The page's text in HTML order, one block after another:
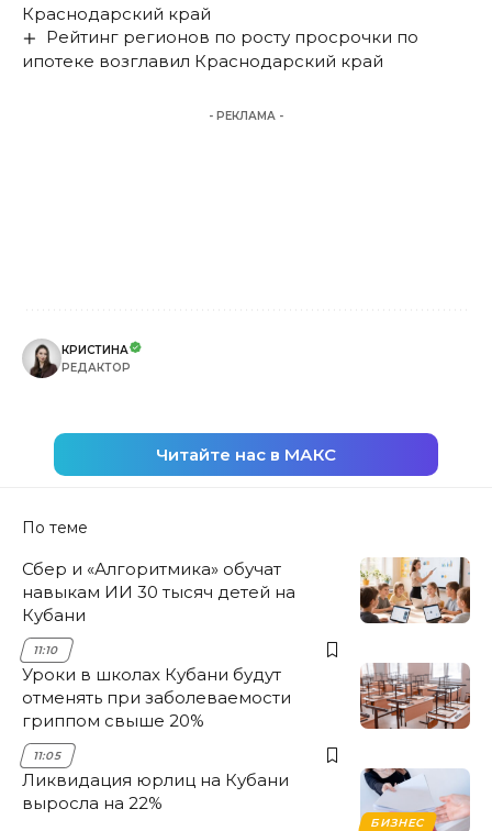
Краснодарский край
Рейтинг регионов по росту просрочки по
ипотеке возглавил Краснодарский край
- РЕКЛАМА -
КРИСТИНА
РЕДАКТОР
Читайте нас в МАКС
По теме
Сбер и «Алгоритмика» обучат
навыкам ИИ 30 тысяч детей на
Кубани
11:10
Уроки в школах Кубани будут
отменять при заболеваемости
гриппом свыше 20%
11:05
БИЗНЕС
Ликвидация юрлиц на Кубани
выросла на 22%